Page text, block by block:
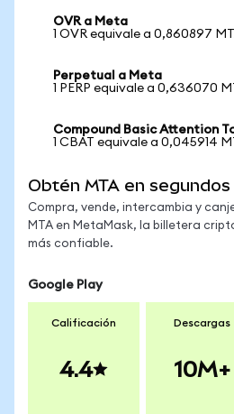
OVR a Meta
1 OVR equivale a 0,860897
Perpetual a Meta
1 PERP equivale a 0,636070
Compound Basic Attention
1 CBAT equivale a 0,045914
Obtén MTA en segundos
Compra, vende, intercambia y
MTA en MetaMask, la billetera
más confiable.
Google Play
Calificación
4.4
Descargas
10M+